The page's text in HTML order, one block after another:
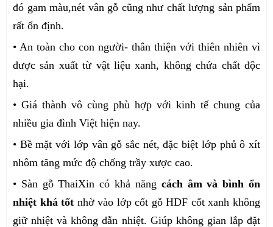
đó gam màu,nét vân gỗ cũng như chất lượng sản phẩm
rất ổn định.
• An toàn cho con người- thân thiện với thiên nhiên vì
được sản xuất từ vật liệu xanh, không chứa chất độc
hại.
• Giá thành vô cùng phù hợp với kinh tế chung của
nhiều gia đình Việt hiện nay.
• Bề mặt với lớp vân gỗ sắc nét, đặc biệt lớp phủ ô xít
nhôm tăng mức độ chống trầy xược cao.
• Sàn gỗ ThaiXin có khả năng cách âm và bình ổn
nhiệt khá tốt nhờ vào lớp cốt gỗ HDF cốt xanh không
giữ nhiệt và không dẫn nhiệt. Giúp không gian lắp đặt